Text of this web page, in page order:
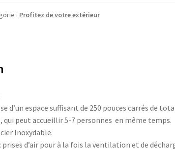
: Profitez de votre extérieur
d’un espace suffisant de 250 pouces carrés de
qui peut accueillir 5-7 personnes en même temps.
Inoxydable.
prises d’air pour à la fois la ventilation et de